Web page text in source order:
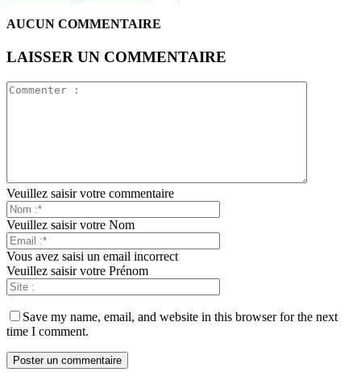
AUCUN COMMENTAIRE
LAISSER UN COMMENTAIRE
Veuillez saisir votre commentaire
Veuillez saisir votre Nom
Vous avez saisi un email incorrect
Veuillez saisir votre Prénom
Save my name, email, and website in this browser for the next
time I comment.